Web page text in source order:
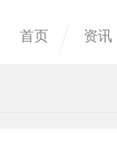
首页 资讯